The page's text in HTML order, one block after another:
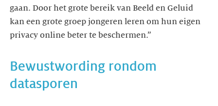
gaan. Door het grote bereik van Beeld en Geluid
kan een grote groep jongeren leren om hun eigen
privacy online beter te beschermen.”
Bewustwording rondom
datasporen